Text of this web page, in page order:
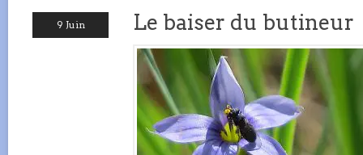
9 Juin Le baiser du butineur